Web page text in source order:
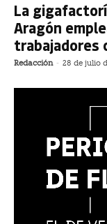
La
Aragón
trabajadores
Redacción - 28 de julio